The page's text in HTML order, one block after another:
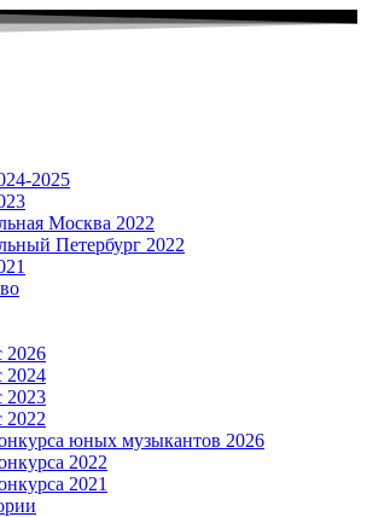
2025
Москва 2022
Петербург 2022
2026
2024
2023
2022
юных музыкантов 2026
2022
2021